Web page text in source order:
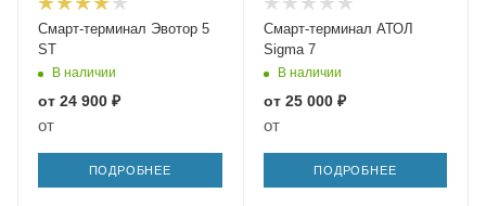
Смарт-терминал Эвотор 5
ST
В наличии
от 24 900 ₽
от
ПОДРОБНЕЕ
Смарт-терминал АТОЛ
Sigma 7
В наличии
от 25 000 ₽
от
ПОДРОБНЕЕ